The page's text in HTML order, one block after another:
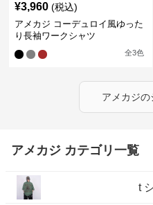
¥3,960 (税込)
アメカジ コーデュロイ風ゆった
り長袖ワークシャツ
全3色
アメカジの
アメカジ カテゴリ一覧
t